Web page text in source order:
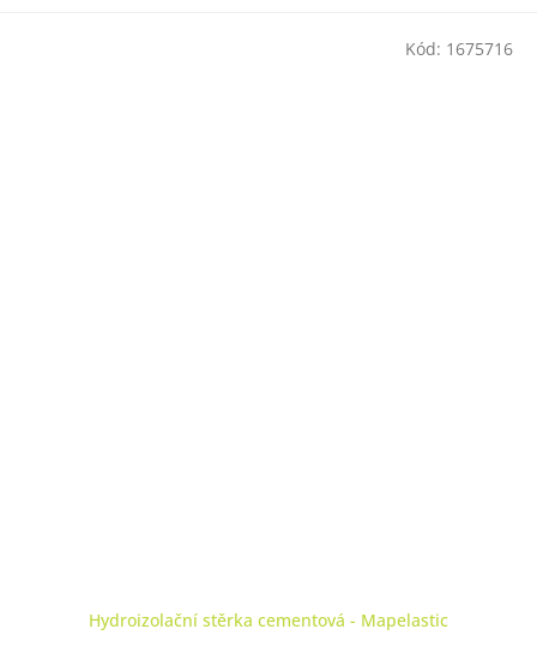
Hydroizolační stěrka cementová - Mapelastic
Kód: 1675716